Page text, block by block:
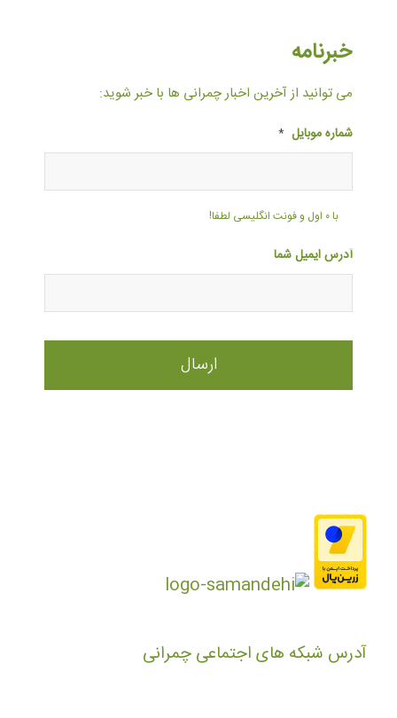
خبرنامه
می توانید از آخرین اخبار چمرانی ها با خبر شوید:
شماره موبایل *
با ۰ اول و فونت انگلیسی لطفا!
آدرس ایمیل شما
آدرس شبکه های اجتماعی چمرانی